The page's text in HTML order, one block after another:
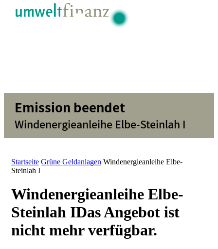
Emission beendet
Windenergieanleihe Elbe-Steinlah I
Startseite Grüne Geldanlagen Windenergieanleihe Elbe-
Steinlah I
Windenergieanleihe Elbe-
Steinlah IDas Angebot ist
nicht mehr verfügbar.